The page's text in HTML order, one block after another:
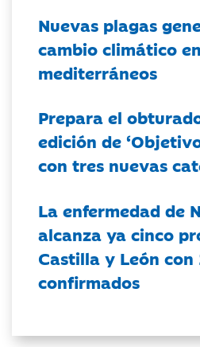
Nuevas plagas
cambio climático
mediterráneos
Prepara el
edición de
con tres nuevas
La enfermedad de
alcanza ya cinco
Castilla y León con
confirmados